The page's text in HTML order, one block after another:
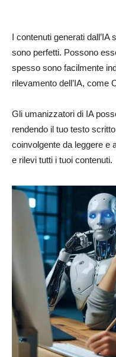
I contenuti generati
sono perfetti. Possono
spesso sono facilmente
rilevamento dell’IA, come
Gli umanizzatori di IA
rendendo il tuo testo
coinvolgente da leggere e
e rilevi tutti i tuoi contenuti.